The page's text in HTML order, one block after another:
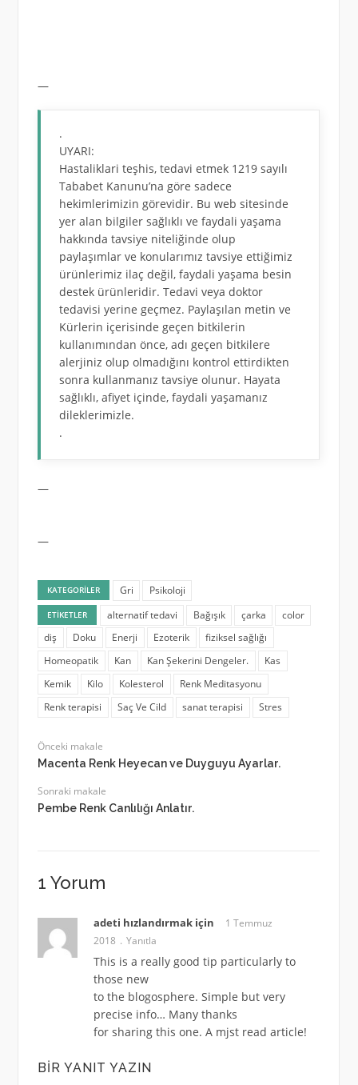
—
.
UYARI:
Hastaliklari teşhis, tedavi etmek 1219 sayılı
Tababet Kanunu’na göre sadece
hekimlerimizin görevidir. Bu web sitesinde
yer alan bilgiler sağlıklı ve faydali yaşama
hakkında tavsiye niteliğinde olup
paylaşımlar ve konularımız tavsiye ettiğimiz
ürünlerimiz ilaç değil, faydali yaşama besin
destek ürünleridir. Tedavi veya doktor
tedavisi yerine geçmez. Paylaşılan metin ve
Kürlerin içerisinde geçen bitkilerin
kullanımından önce, adı geçen bitkilere
alerjiniz olup olmadığını kontrol ettirdikten
sonra kullanmanız tavsiye olunur. Hayata
sağlıklı, afiyet içinde, faydali yaşamanız
dileklerimizle.
.
—
—
KATEGORILER Gri Psikoloji
ETIKETLER alternatif tedavi Bağışık çarka
color
diş
Doku Enerji Ezoterik
fiziksel sağlığı
Homeopatik
Kan Kan Şekerini Dengeler.
Kas
Kemik
Kilo Kolesterol
Renk Meditasyonu
Renk terapisi
Saç Ve Cild sanat terapisi Stres
Önceki makale
Macenta Renk Heyecan ve Duyguyu Ayarlar.
Sonraki makale
Pembe Renk Canlılığı Anlatır.
1 Yorum
adeti hızlandırmak için
1 Temmuz
2018
Yanıtla
This is a really good tip particularly to
those new
to the blogosphere. Simple but very
precise info… Many thanks
for sharing this one. A mjst read article!
BIR YANIT YAZIN